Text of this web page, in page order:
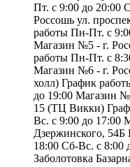
Пт. с 9:00 до 20:00
Россошь ул.
работы Пн-Пт. с
Магазин №5 - г.
работы Пн-Пт. с
Магазин №6 - г.
холл) График
до 19:00 Магазин
15 (ТЦ Викки)
Вс. с 9:00 до 17:00
Дзержинского,
18:00 Сб-Вс. с 8:00
Заболотовка